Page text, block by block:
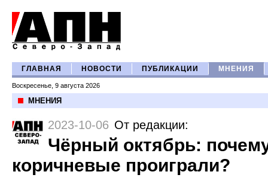
ГЛАВНАЯ НОВОСТИ ПУБЛИКАЦИИ МНЕНИЯ
Воскресенье, 9 августа 2026
МНЕНИЯ
2023-10-06 От редакции:
Чёрный октябрь:
коричневые проиграли?